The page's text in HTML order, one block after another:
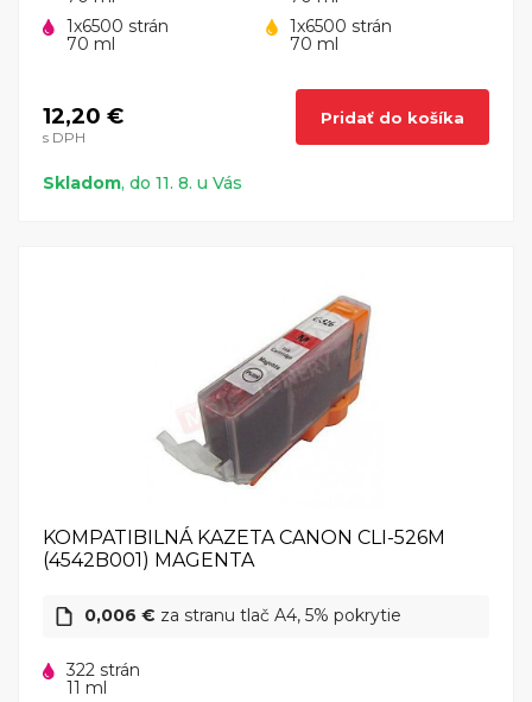
1x6500 strán
70 ml
1x6500 strán
70 ml
12,20 €
s DPH
Pridať do košíka
Skladom, do 11. 8. u Vás
KOMPATIBILNÁ KAZETA CANON CLI-526M
(4542B001) MAGENTA
0,006 € za stranu tlač A4, 5% pokrytie
322 strán
11 ml